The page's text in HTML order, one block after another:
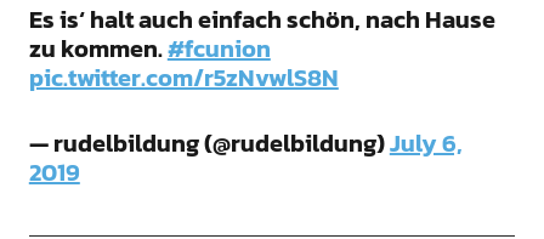
Es is‘ halt auch einfach schön, nach Hause
zu kommen.#fcunion
pic.twitter.com/r5zNvwlS8N
— rudelbildung (@rudelbildung)July 6,
2019